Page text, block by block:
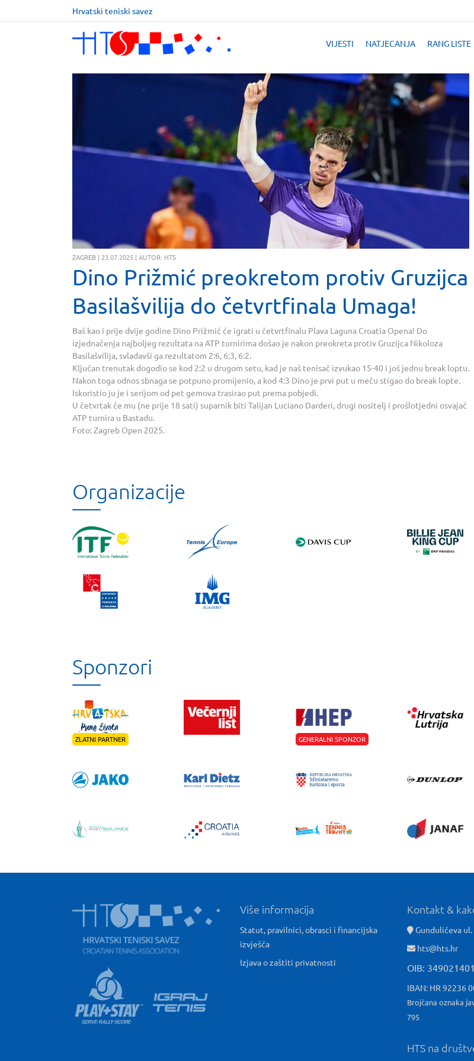
Hrvatski teniski savez
VIJESTI NATJECANJA RANG LISTE
ZAGREB | 23.07.2025 | AUTOR: HTS
Dino Prižmić preokretom protiv Gruzijca
Basilašvilija do četvrtfinala Umaga!
Baš kao i prije dvije godine Dino Prižmić će igrati u četvrtfinalu Plava Laguna Croatia Opena! Do
izjednačenja najboljeg rezultata na ATP turnirima došao je nakon preokreta protiv Gruzijca Nikoloza
Basilašvilija, svladavši ga rezultatom 2:6, 6:3, 6:2.
Ključan trenutak dogodio se kod 2:2 u drugom setu, kad je naš tenisač izvukao 15-40 i još jednu break loptu.
Nakon toga odnos sbnaga se potpuno promijenio, a kod 4:3 Dino je prvi put u meču stigao do break lopte.
Iskoristio ju je i serijom od pet gemova trasirao put prema pobjedi.
U četvrtak će mu (ne prije 18 sati) suparnik biti Talijan Luciano Darderi, drugi nositelj i prošlotjedni osvajač
ATP turnira u Bastadu.
Foto: Zagreb Open 2025.
Organizacije
Sponzori
ZLATNI PARTNER GENERALNI SPONZOR
Više informacija
Statut, pravilnici, obrasci i financijska
izvješća
Izjava o zaštiti privatnosti
Kontakt &
Gundulićeva
hts@hts.hr
OIB:
IBAN: HR 92236
Brojčana oznaka
795
HTS na